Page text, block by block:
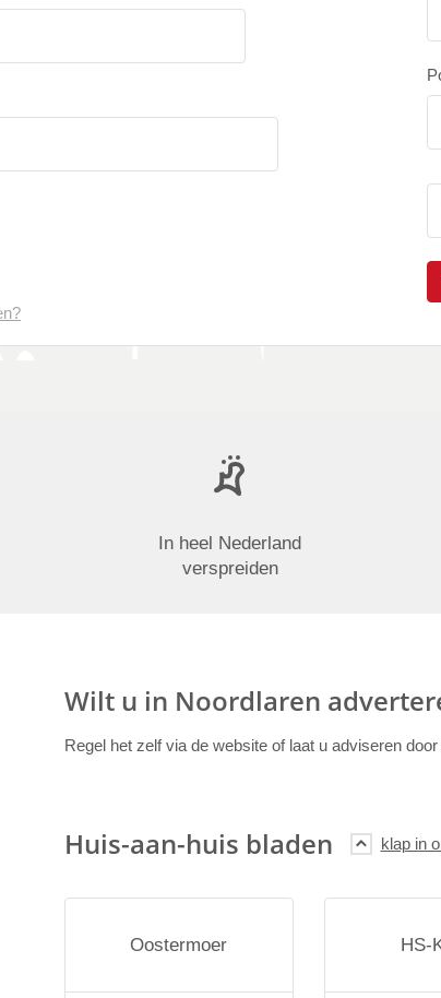
In heel Nederland
verspreiden
Wilt u in Noordlaren
Regel het zelf via de website of laat u adviseren
Huis-aan-huis bladen
Oostermoer HS-